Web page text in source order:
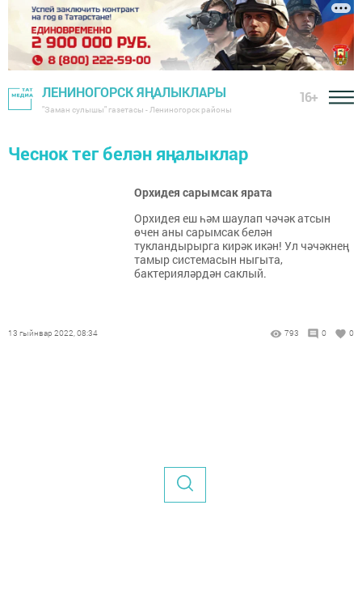
ЛЕНИНОГОРСК ЯҢАЛЫКЛАРЫ
"Заман сулышы" газетасы - Лениногорск районы
16+
Чеснок тег белән яңалыклар
Орхидея сарымсак ярата
Орхидея еш һәм шаулап чәчәк атсын
өчен аны сарымсак белән
тукландырырга кирәк икән! Ул чәчәкнең
тамыр системасын ныгыта,
бактерияләрдән саклый.
13 гыйнвар 2022, 08:34 793 0 0